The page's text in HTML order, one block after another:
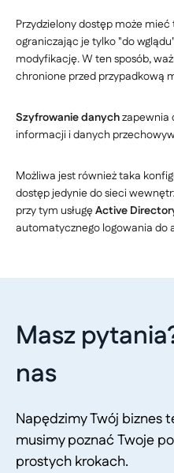
Przydzielony dostęp może mieć
ograniczając je tylko "do
modyfikację. W ten sposób,
chronione przed przypadkową
Szyfrowanie danychzapewnia
informacji i danych
Możliwa jest również taka
dostęp jedynie do sieci
przy tym usługęActive
automatycznego logowania do
Masz
nas
Napędzimy Twój biznes
musimy poznać Twoje
prostych krokach.